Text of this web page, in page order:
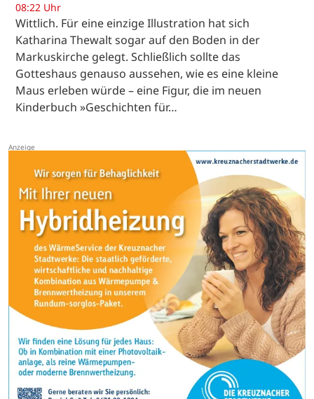
08:22 Uhr
Wittlich. Für eine einzige Illustration hat sich
Katharina Thewalt sogar auf den Boden in der
Markuskirche gelegt. Schließlich sollte das
Gotteshaus genauso aussehen, wie es eine kleine
Maus erleben würde – eine Figur, die im neuen
Kinderbuch »Geschichten für…